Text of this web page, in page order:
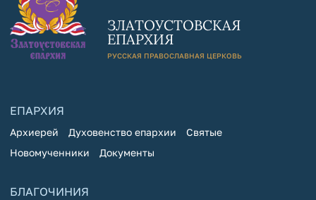
ЗЛАТОУСТОВСКАЯ
ЕПАРХИЯ
РУССКАЯ ПРАВОСЛАВНАЯ ЦЕРКОВЬ
ЕПАРХИЯ
Архиерей Духовенство епархии
Святые
Новомученники
Документы
БЛАГОЧИНИЯ